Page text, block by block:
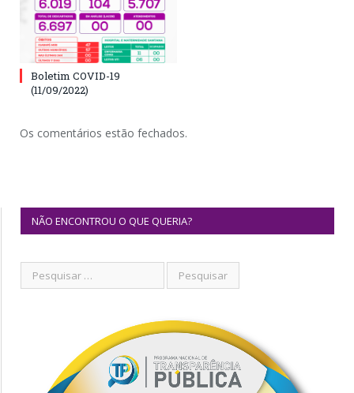
Boletim COVID-19
(11/09/2022)
Os comentários estão fechados.
NÃO ENCONTROU O QUE QUERIA?